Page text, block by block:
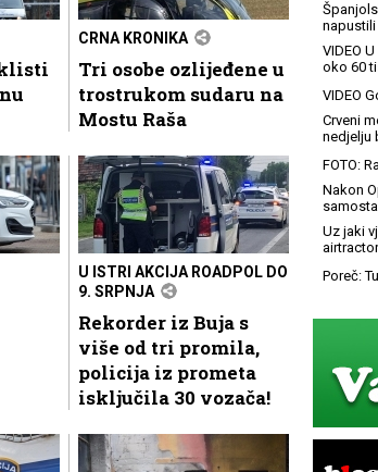
CRNA KRONIKA
Tri osobe ozlijeđene u
trostrukom sudaru na
Mostu Raša
U ISTRI AKCIJA ROADPOL DO
9. SRPNJA
Rekorder iz Buja s
više od tri promila,
policija iz prometa
isključila 30 vozača!
napustili
VIDEO
oko 60
VIDEO
Crveni
nedjelju
FOTO:
Nakon
Uz jaki
Poreč: